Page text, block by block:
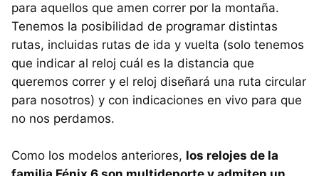
para aquellos que amen correr por la montaña.
Tenemos la posibilidad de programar distintas
rutas, incluidas rutas de ida y vuelta (solo tenemos
que indicar al reloj cuál es la distancia que
queremos correr y el reloj diseñará una ruta circular
para nosotros) y con indicaciones en vivo para que
no nos perdamos.
Como los modelos anteriores, los relojes de la